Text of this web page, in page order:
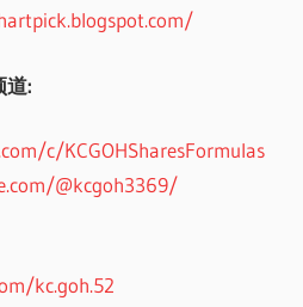
道:
c/KCGOHSharesFormulas
@kcgoh3369/
kc.goh.52